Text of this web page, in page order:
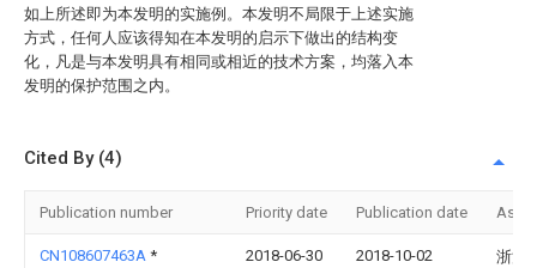
如上所述即为本发明的实施例。本发明不局限于上述实施
方式，任何人应该得知在本发明的启示下做出的结构变
化，凡是与本发明具有相同或相近的技术方案，均落入本
发明的保护范围之内。
Cited By (4)
Publication number Priority date Publication date
CN108607463A * 2018-06-30 2018-10-02
浙江